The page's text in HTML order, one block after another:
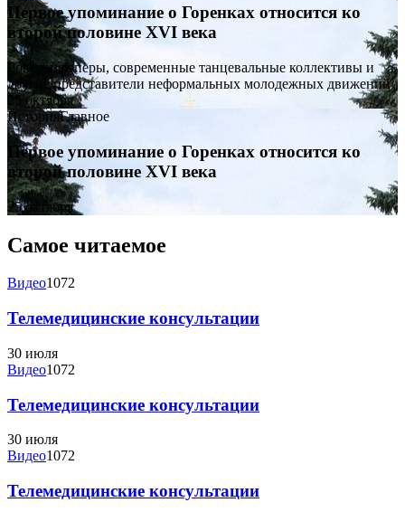
Первое упоминание о Горенках относится ко
второй половине XVI века
Рокеры, рэперы, современные танцевальные коллективы и
другие представители неформальных молодежных движений
25 октября
ИсторияГлавное
Первое упоминание о Горенках относится ко
второй половине XVI века
25 октября
Самое читаемое
Видео1072
Телемедицинские консультации
30 июля
Видео1072
Телемедицинские консультации
30 июля
Видео1072
Телемедицинские консультации